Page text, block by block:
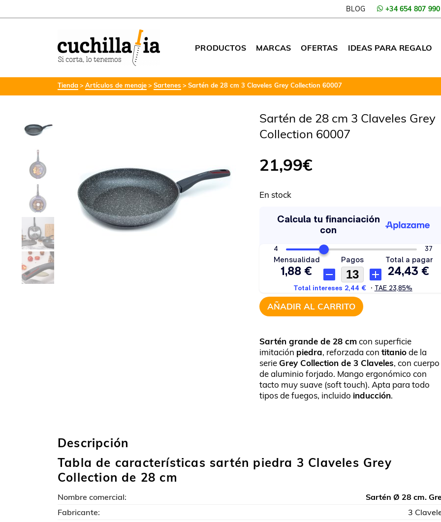
BLOG +34 654 807 990
PRODUCTOS MARCAS OFERTAS IDEAS PARA REGALO
Tienda Artículos de menaje Sartenes Sartén de 28 cm 3 Claveles Grey Collection 60007
Sartén de 28 cm 3 Claveles Grey
Collection 60007
21,99€
En stock
AÑADIR AL CARRITO
Sartén grande de 28 cmcon superficie
imitación piedra, reforzada contitaniode la
serie Grey Collection de 3 Claveles, con cuerpo
de aluminio forjado. Mango ergonómico con
tacto muy suave (soft touch). Apta para todo
tipos de fuegos, incluido inducción.
Descripción
Tabla de características sartén piedra 3 Claveles Grey
Collection de 28 cm
Nombre comercial:
Sartén Ø 28 cm.
Fabricante:
3